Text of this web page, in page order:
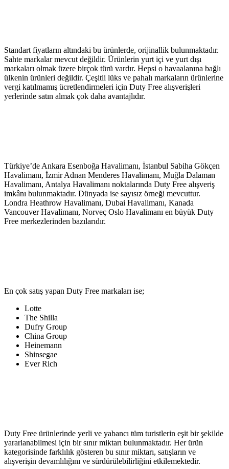
Standart fiyatların altındaki bu ürünlerde, orijinallik bulunmaktadır.
Sahte markalar mevcut değildir. Ürünlerin yurt içi ve yurt dışı
markaları olmak üzere birçok türü vardır. Hepsi o havaalanına bağlı
ülkenin ürünleri değildir. Çeşitli lüks ve pahalı markaların ürünlerine
vergi katılmamış ücretlendirmeleri için Duty Free alışverişleri
yerlerinde satın almak çok daha avantajlıdır.
Türkiye’de Ankara Esenboğa Havalimanı, İstanbul Sabiha Gökçen
Havalimanı, İzmir Adnan Menderes Havalimanı, Muğla Dalaman
Havalimanı, Antalya Havalimanı noktalarında Duty Free alışveriş
imkânı bulunmaktadır. Dünyada ise sayısız örneği mevcuttur.
Londra Heathrow Havalimanı, Dubai Havalimanı, Kanada
Vancouver Havalimanı, Norveç Oslo Havalimanı en büyük Duty
Free merkezlerinden bazılarıdır.
En çok satış yapan Duty Free markaları ise;
Lotte
The Shilla
Dufry Group
China Group
Heinemann
Shinsegae
Ever Rich
Duty Free ürünlerinde yerli ve yabancı tüm turistlerin eşit bir şekilde
yararlanabilmesi için bir sınır miktarı bulunmaktadır. Her ürün
kategorisinde farklılık gösteren bu sınır miktarı, satışların ve
alışverişin devamlılığını ve sürdürülebilirliğini etkilemektedir.